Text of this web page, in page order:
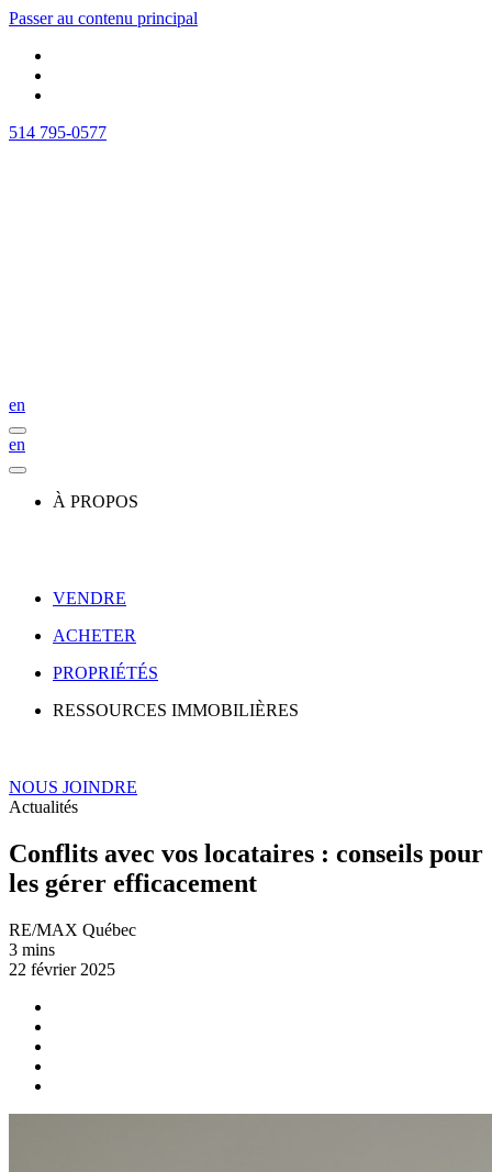
Passer au contenu principal
514 795-0577
en
en
À PROPOS
VENDRE
ACHETER
PROPRIÉTÉS
RESSOURCES IMMOBILIÈRES
NOUS JOINDRE
Actualités
Conflits avec vos locataires : conseils pour
les gérer efficacement
RE/MAX Québec
3 mins
22 février 2025